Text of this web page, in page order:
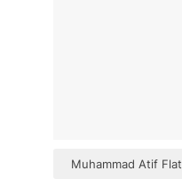
Muhammad Atif Flat